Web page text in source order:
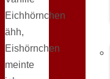
Eichhörnchen
ähh,
Eishörnchen
meinte